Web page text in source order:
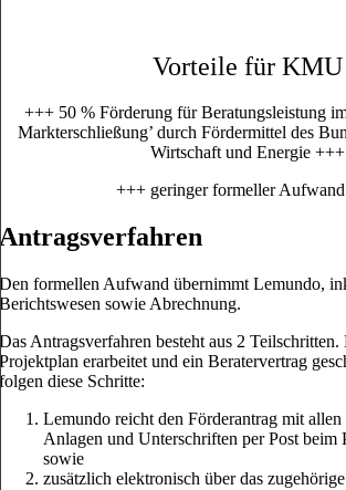
Vorteile für KMU
+++ 50 % Förderung für Beratungsleistung
Markterschließung’ durch Fördermittel des
Wirtschaft und Energie +++
+++ geringer formeller
Antragsverfahren
Den formellen Aufwand übernimmt Lemundo,
Berichtswesen sowie Abrechnung.
Das Antragsverfahren besteht aus 2 Teilschritten.
Projektplan erarbeitet und ein Beratervertrag
folgen diese Schritte:
Lemundo reicht den Förderantrag mit
Anlagen und Unterschriften per Post beim
sowie
zusätzlich elektronisch über das